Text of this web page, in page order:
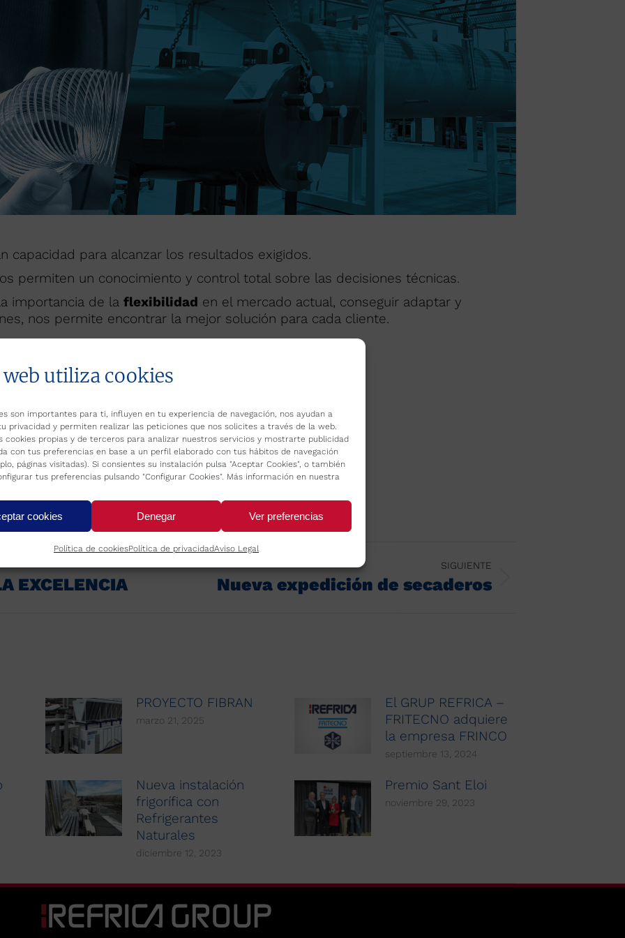
web utiliza cookies
son importantes para ti, influyen en tu experiencia de navegación, nos ayudan a
privacidad y permiten realizar las peticiones que nos solicites a través de la web.
cookies propias y de terceros para analizar nuestros servicios y mostrarte publicidad
con tus preferencias en base a un perfil elaborado con tus hábitos de navegación
páginas visitadas). Si consientes su instalación pulsa "Aceptar Cookies", o también
tus preferencias pulsando "Configurar Cookies". Más información en nuestra
cookies Denegar Ver preferencias
Política de cookiesPolítica de privacidadAviso Legal
capacidad para alcanzar los resultados exigidos.
permiten un conocimiento y control total sobre las decisiones técnicas.
importancia de laflexibilidad en el mercado actual, conseguir adaptar y
nos permite encontrar la mejor solución para cada cliente.
EXCELENCIA
SIGUIENTE
PublicaciónNueva expedición de secaderos
PROYECTO FIBRAN
marzo 21, 2025
El GRUP REFRICA –
FRITECNO adquiere
la empresa FRINCO
septiembre 13, 2024
Nueva instalación
frigorífica con
Refrigerantes
Naturales
diciembre 12, 2023
Premio Sant Eloi
noviembre 29, 2023